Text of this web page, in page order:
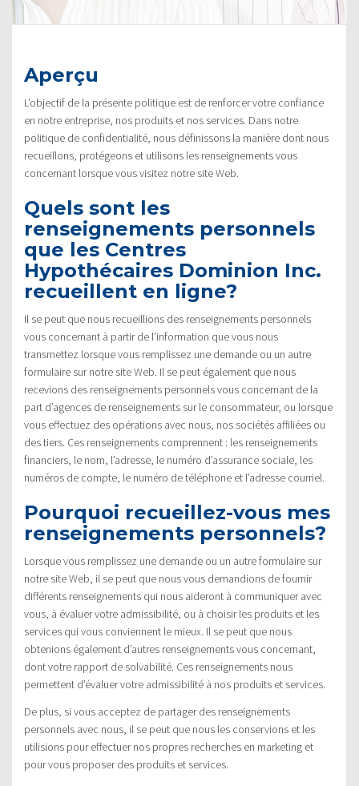
Aperçu
L’objectif de la présente politique est de renforcer votre confiance
en notre entreprise, nos produits et nos services. Dans notre
politique de confidentialité, nous définissons la manière dont nous
recueillons, protégeons et utilisons les renseignements vous
concernant lorsque vous visitez notre site Web.
Quels sont les
renseignements personnels
que les Centres
Hypothécaires Dominion Inc.
recueillent en ligne?
Il se peut que nous recueillions des renseignements personnels
vous concernant à partir de l’information que vous nous
transmettez lorsque vous remplissez une demande ou un autre
formulaire sur notre site Web. Il se peut également que nous
recevions des renseignements personnels vous concernant de la
part d’agences de renseignements sur le consommateur, ou lorsque
vous effectuez des opérations avec nous, nos sociétés affiliées ou
des tiers. Ces renseignements comprennent : les renseignements
financiers, le nom, l’adresse, le numéro d’assurance sociale, les
numéros de compte, le numéro de téléphone et l’adresse courriel.
Pourquoi recueillez-vous mes
renseignements personnels?
Lorsque vous remplissez une demande ou un autre formulaire sur
notre site Web, il se peut que nous vous demandions de fournir
différents renseignements qui nous aideront à communiquer avec
vous, à évaluer votre admissibilité, ou à choisir les produits et les
services qui vous conviennent le mieux. Il se peut que nous
obtenions également d’autres renseignements vous concernant,
dont votre rapport de solvabilité. Ces renseignements nous
permettent d’évaluer votre admissibilité à nos produits et services.
De plus, si vous acceptez de partager des renseignements
personnels avec nous, il se peut que nous les conservions et les
utilisions pour effectuer nos propres recherches en marketing et
pour vous proposer des produits et services.